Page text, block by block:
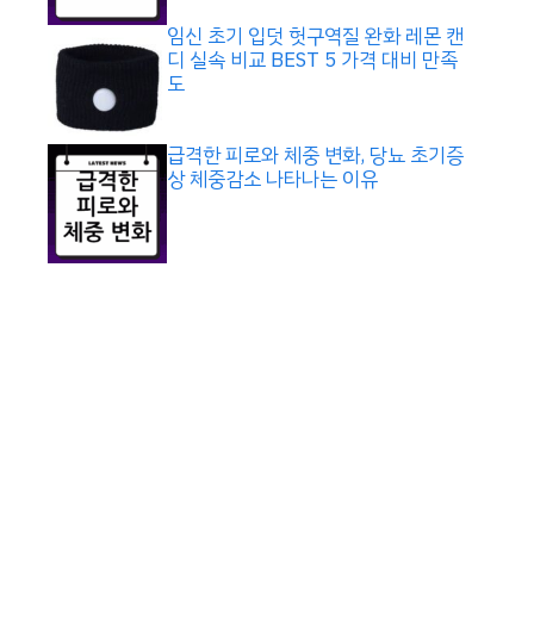
임신 초기 입덧 헛구역질 완화 레몬 캔
디 실속 비교 BEST 5 가격 대비 만족
도
급격한 피로와 체중 변화, 당뇨 초기증
상 체중감소 나타나는 이유